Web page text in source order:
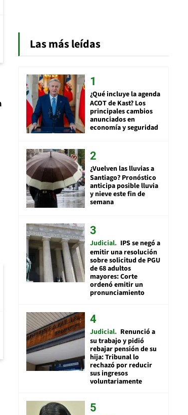
Las más leídas
¿Qué incluye la agenda
ACOT de Kast? Los
principales cambios
anunciados en
economía y seguridad
¿Vuelven las lluvias a
Santiago? Pronóstico
anticipa posible lluvia
y nieve este fin de
semana
Judicial IPS se negó a
emitir una resolución
sobre solicitud de PGU
de 68 adultos
mayores: Corte
ordenó emitir un
pronunciamiento
Judicial Renunció a
su trabajo y pidió
rebajar pensión de su
hija: Tribunal lo
rechazó por reducir
sus ingresos
voluntariamente